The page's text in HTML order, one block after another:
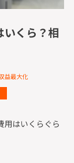
いくら？相
益最大化
用はいくらぐら